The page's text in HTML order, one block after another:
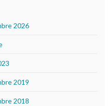
2026
2019
2018